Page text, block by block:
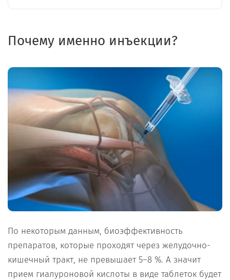
Почему именно инъекции?
По некоторым данным, биоэффективность
препаратов, которые проходят через желудочно-
кишечный тракт, не превышает 5–8 %. А значит
прием гиалуроновой кислоты в виде таблеток будет